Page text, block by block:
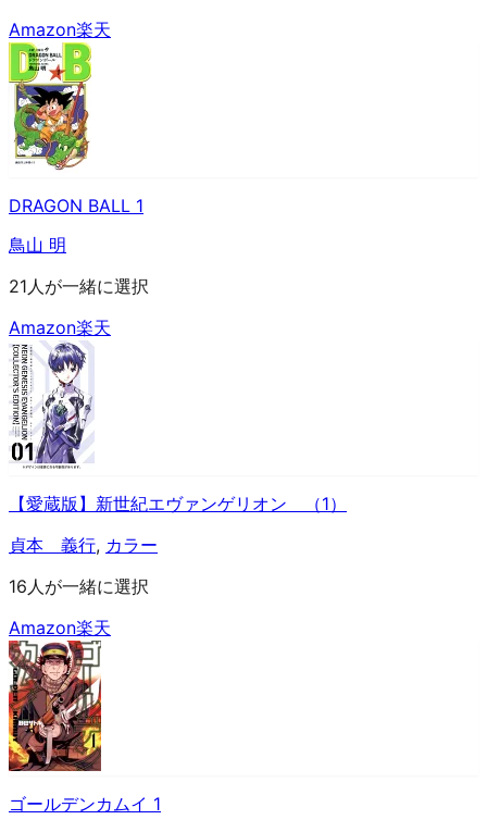
Amazon楽天
DRAGON BALL 1
鳥山 明
21人が一緒に選択
Amazon楽天
【愛蔵版】新世紀エヴァンゲリオン （1）
貞本 義行, カラー
16人が一緒に選択
Amazon楽天
ゴールデンカムイ 1